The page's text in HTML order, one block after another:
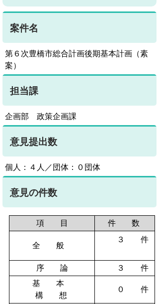
案件名
第６次豊橋市総合計画後期基本計画（素
案）
担当課
企画部 政策企画課
意見提出数
個人：４人／団体：０団体
意見の件数
項 目 件 数
全 般
３ 件
序 論
３ 件
基 本
構 想
０ 件